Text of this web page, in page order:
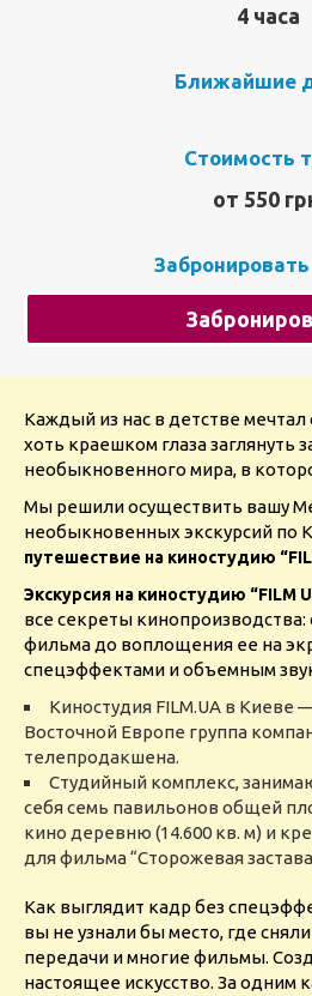
4 часа
Ближайшие
Стоимость
от 550
Каждый из нас в детстве мечтал
хоть краешком глаза заглянуть
необыкновенного мира, в
Мы решили осуществить вашу
необыкновенных экскурсий по
путешествие на киностудию
Экскурсия на киностудию “FILM
все секреты
фильма до воплощения ее на
спецэффектами и объемным
Киностудия FILM.UA в Киеве
Восточной Европе группа
телепродакшена.
Студийный комплекс,
себя семь павильонов общей
кино деревню (14.600 кв. м) и
для фильма “Сторожевая
Как выглядит кадр без
вы не узнали бы место, где
передачи и многие фильмы.
настоящее искусство. За одним